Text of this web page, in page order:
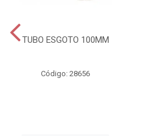
TUBO ESGOTO 100MM
Código: 28656